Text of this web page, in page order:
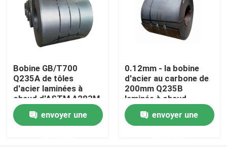
Tuyau d'acier sans couture
Tuyau sans couture d'alliage
Tuyau à haute pression de chaudière
Tuyau d'acier de précision
Bobine GB/T700
Q235A de tôles
d'acier laminées à
chaud d'ASTM A283M
Gr.D JIS G3101
envoyer une
0.12mm - la bobine
d'acier au carbone de
200mm Q235B
laminée à chaud
acceptent la coutume
envoyer une